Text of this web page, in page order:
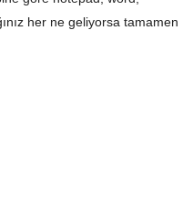
her ne geliyorsa tamamen